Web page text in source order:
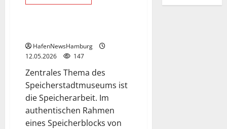
Informationen
Hafen.
Speicherstadtmuseum
HafenNewsHamburg
12.05.2026
147
Zentrales Thema des
Speicherstadtmuseums ist
die Speicherarbeit. Im
authentischen Rahmen
eines Speicherblocks von